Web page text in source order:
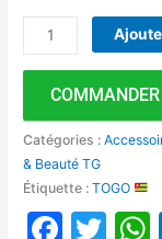
Catégories :
& Beauté TG
Étiquette :TOGO